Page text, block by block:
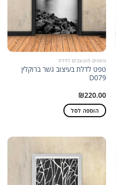
טפטים מעוצבים לדלת
טפט לדלת בעיצוב גשר ברוקלין
D079
₪220.00
הוספה לסל